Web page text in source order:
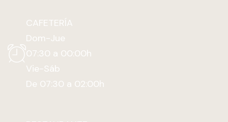
CAFETERÍA
Dom-Jue
07:30 a 00:00h
Vie-Sáb
De 07:30 a 02:00h